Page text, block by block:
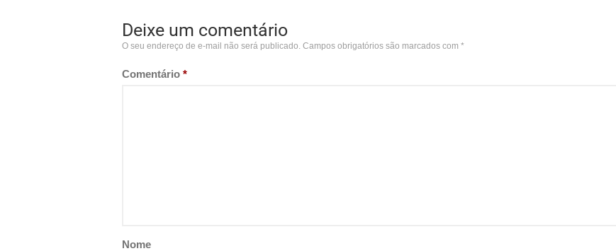
Deixe um comentário
O seu endereço de e-mail não será publicado. Campos obrigatórios são marcados com *
Comentário *
Nome